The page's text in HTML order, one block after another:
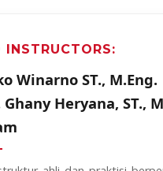
INSTRUCTORS:
Winarno ST., M.Eng.
Ghany Heryana, ST.,